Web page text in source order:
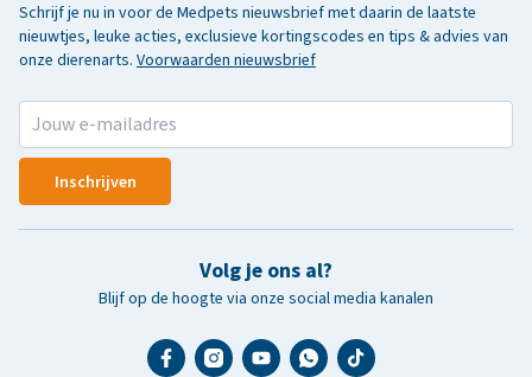
Schrijf je nu in voor de Medpets nieuwsbrief met daarin de laatste
nieuwtjes, leuke acties, exclusieve kortingscodes en tips & advies van
onze dierenarts. Voorwaarden nieuwsbrief
Inschrijven
Volg je ons al?
Blijf op de hoogte via onze social media kanalen